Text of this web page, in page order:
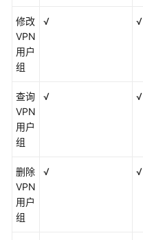
修改
VPN
用户
组
√ √
查询
VPN
用户
组
√ √
删除
VPN
用户
组
√ √